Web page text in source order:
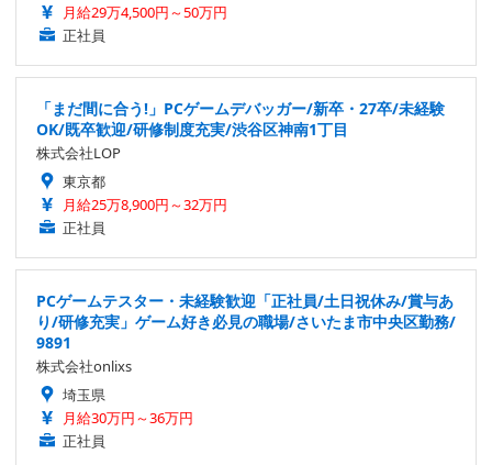
月給29万4,500円～50万円
正社員
「まだ間に合う!」PCゲームデバッガー/新卒・27卒/未経験
OK/既卒歓迎/研修制度充実/渋谷区神南1丁目
株式会社LOP
東京都
月給25万8,900円～32万円
正社員
PCゲームテスター・未経験歓迎「正社員/土日祝休み/賞与あ
り/研修充実」ゲーム好き必見の職場/さいたま市中央区勤務/
9891
株式会社onlixs
埼玉県
月給30万円～36万円
正社員